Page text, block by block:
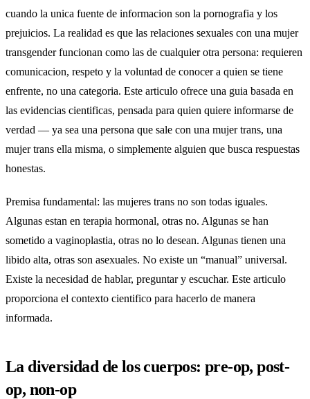
cuando la unica fuente de informacion son la pornografia y los
prejuicios. La realidad es que las relaciones sexuales con una mujer
transgender funcionan como las de cualquier otra persona: requieren
comunicacion, respeto y la voluntad de conocer a quien se tiene
enfrente, no una categoria. Este articulo ofrece una guia basada en
las evidencias cientificas, pensada para quien quiere informarse de
verdad — ya sea una persona que sale con una mujer trans, una
mujer trans ella misma, o simplemente alguien que busca respuestas
honestas.
Premisa fundamental: las mujeres trans no son todas iguales.
Algunas estan en terapia hormonal, otras no. Algunas se han
sometido a vaginoplastia, otras no lo desean. Algunas tienen una
libido alta, otras son asexuales. No existe un “manual” universal.
Existe la necesidad de hablar, preguntar y escuchar. Este articulo
proporciona el contexto cientifico para hacerlo de manera
informada.
La diversidad de los cuerpos: pre-op, post-
op, non-op